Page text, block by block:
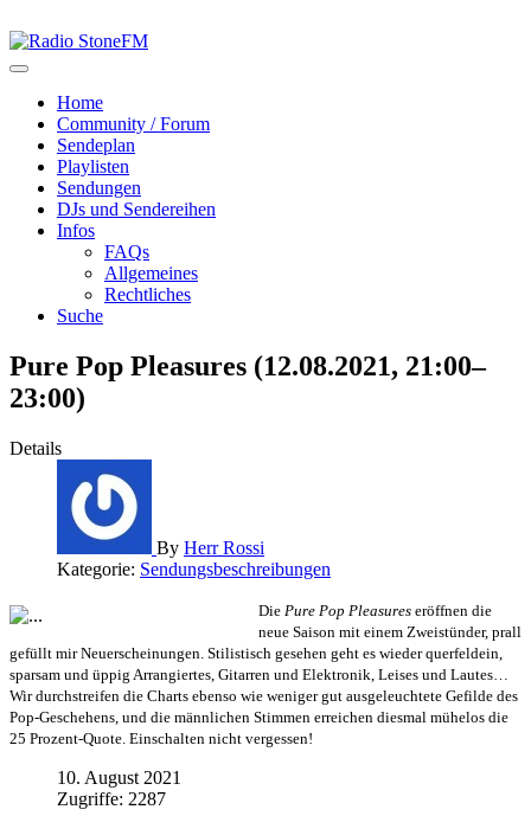
Home
Community / Forum
Sendeplan
Playlisten
Sendungen
DJs und Sendereihen
Infos
FAQs
Allgemeines
Rechtliches
Suche
Pure Pop Pleasures (12.08.2021, 21:00–
23:00)
Details
By Herr Rossi
Kategorie: Sendungsbeschreibungen
Die Pure Pop Pleasures eröffnen die
neue Saison mit einem Zweistünder, prall
gefüllt mir Neuerscheinungen. Stilistisch gesehen geht es wieder querfeldein,
sparsam und üppig Arrangiertes, Gitarren und Elektronik, Leises und Lautes…
Wir durchstreifen die Charts ebenso wie weniger gut ausgeleuchtete Gefilde des
Pop-Geschehens, und die männlichen Stimmen erreichen diesmal mühelos die
25 Prozent-Quote. Einschalten nicht vergessen!
10. August 2021
Zugriffe: 2287